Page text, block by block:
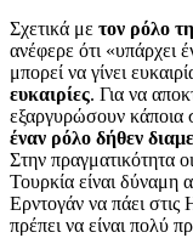
Σχετικά με τον ρόλο
ανέφερε ότι «υπάρχει
μπορεί να γίνει
ευκαιρίες. Για να
εξαργυρώσουν κάποια
έναν ρόλο δήθεν
Στην πραγματικότητα
Τουρκία είναι δύναμη
Ερντογάν να πάει
πρέπει να είναι πολύ